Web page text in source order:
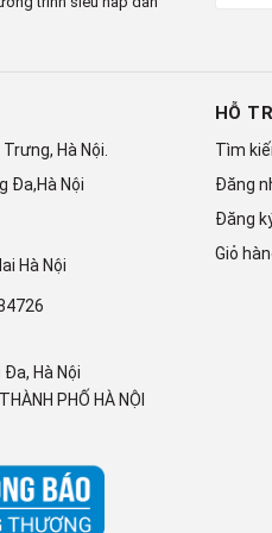
kế các ngăn kéo giúp bạn
Hà Nội.
Đa,Hà Nội
Hà Nội
Hà Nội
PHỐ HÀ NỘI
HỖ
Tìm
Đăng
Đăng
Giỏ